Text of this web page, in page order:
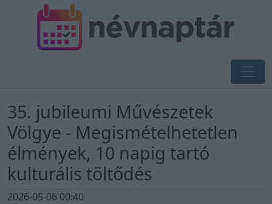
35. jubileumi Művészetek
Völgye - Megismételhetetlen
élmények, 10 napig tartó
kulturális töltődés
2026-05-06 00:40